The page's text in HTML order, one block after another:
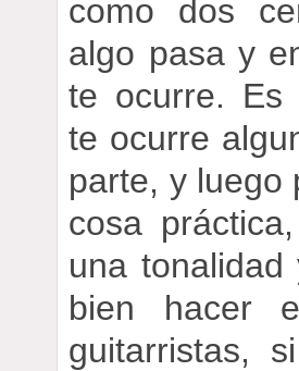
como dos
algo pasa y
te ocurre. Es
te ocurre
parte, y luego
cosa
una
bien hacer
guitarristas,